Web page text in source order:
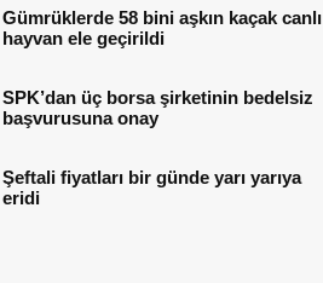
Gümrüklerde 58 bini aşkın kaçak canlı
hayvan ele geçirildi
SPK’dan üç borsa şirketinin bedelsiz
başvurusuna onay
Şeftali fiyatları bir günde yarı yarıya
eridi